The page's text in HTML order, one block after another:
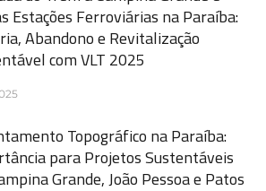
Estações Ferroviárias na Paraíba:
Abandono e Revitalização
com VLT 2025
Topográfico na Paraíba:
para Projetos Sustentáveis
Grande, João Pessoa e Patos